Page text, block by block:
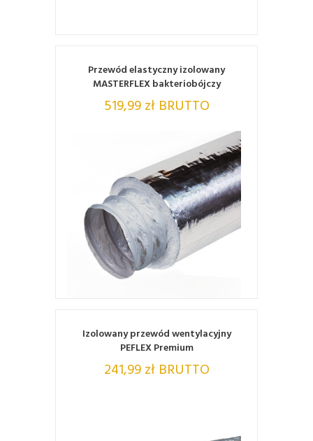
Przewód elastyczny izolowany
MASTERFLEX bakteriobójczy
519,99 zł BRUTTO
ZOBACZ
Izolowany przewód wentylacyjny
PEFLEX Premium
241,99 zł BRUTTO